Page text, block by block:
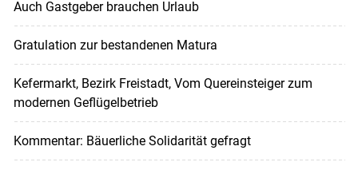
Auch Gastgeber brauchen Urlaub
Gratulation zur bestandenen Matura
Kefermarkt, Bezirk Freistadt, Vom Quereinsteiger zum
modernen Geflügelbetrieb
Kommentar: Bäuerliche Solidarität gefragt